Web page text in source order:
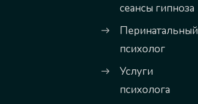
сеансы гипноза
Перинатальный
психолог
Услуги
психолога